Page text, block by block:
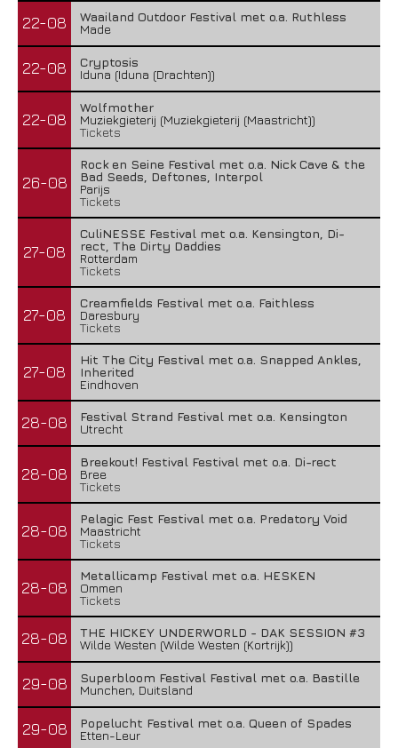
22-08
Waailand Outdoor Festival met o.a. Ruthless
Made
22-08
Cryptosis
Iduna (Iduna (Drachten))
22-08
Wolfmother
Muziekgieterij (Muziekgieterij (Maastricht))
Tickets
26-08
Rock en Seine Festival met o.a. Nick Cave & the
Bad Seeds, Deftones, Interpol
Parijs
Tickets
27-08
CuliNESSE Festival met o.a. Kensington, Di-
rect, The Dirty Daddies
Rotterdam
Tickets
27-08
Creamfields Festival met o.a. Faithless
Daresbury
Tickets
27-08
Hit The City Festival met o.a. Snapped Ankles,
Inherited
Eindhoven
28-08
Festival Strand Festival met o.a. Kensington
Utrecht
28-08
Breekout! Festival Festival met o.a. Di-rect
Bree
Tickets
28-08
Pelagic Fest Festival met o.a. Predatory Void
Maastricht
Tickets
28-08
Metallicamp Festival met o.a. HESKEN
Ommen
Tickets
28-08
THE HICKEY UNDERWORLD - DAK SESSION #3
Wilde Westen (Wilde Westen (Kortrijk))
29-08
Superbloom Festival Festival met o.a. Bastille
Munchen, Duitsland
29-08
Popelucht Festival met o.a. Queen of Spades
Etten-Leur